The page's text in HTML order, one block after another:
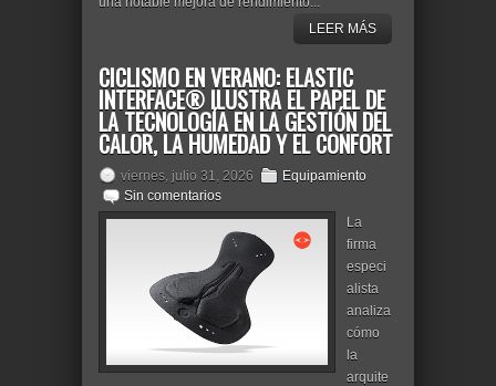
LEER MÁS
CICLISMO EN VERANO: ELASTIC
INTERFACE® ILUSTRA EL PAPEL DE
LA TECNOLOGÍA EN LA GESTIÓN DEL
CALOR, LA HUMEDAD Y EL CONFORT
viernes, julio 31, 2026
Equipamiento
Sin comentarios
La
firma
especi
alista
analiza
cómo
la
arquite